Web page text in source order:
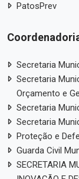
PatosPrev
Secretaria
Secretaria
Orçamento e
Secretaria
Secretaria
Proteção e
Guarda Civil
SECRETARIA